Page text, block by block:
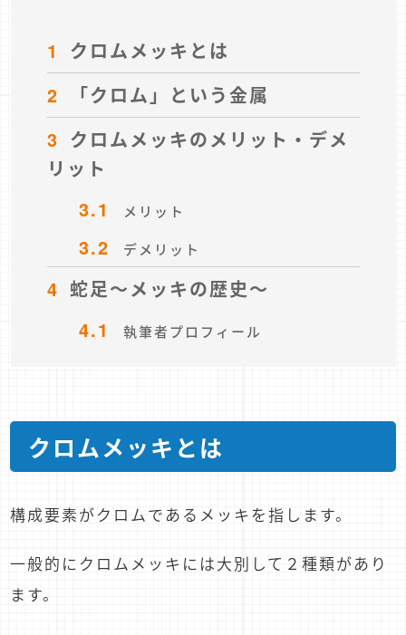
1
クロムメッキとは
2
「クロム」という金属
3 クロムメッキのメリット・デメ
リット
3.1
メリット
3.2 デメリット
4 蛇足～メッキの歴史～
4.1
執筆者プロフィール
クロムメッキとは
構成要素がクロムであるメッキを指します。
一般的にクロムメッキには大別して２種類があり
ます。